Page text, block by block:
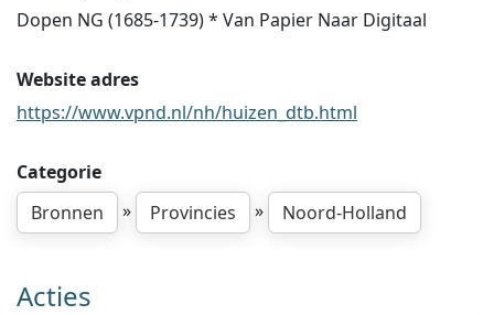
Dopen NG (1685-1739) * Van Papier Naar Digitaal
Website adres
https://www.vpnd.nl/nh/huizen_dtb.html
Categorie
Bronnen
» Provincies » Noord-Holland
Acties